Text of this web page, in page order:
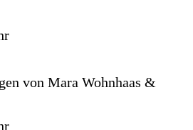
von Mara Wohnhaas &